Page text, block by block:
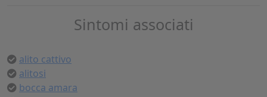
Sintomi associati
alito cattivo
alitosi
bocca amara